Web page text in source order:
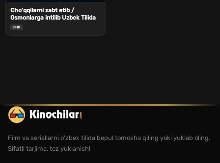
Cho'qqilarni zabt etib /
Osmonlarga intilib Uzbek Tilida
FHD
Film va seriallarni o'zbek tilida bepul tomosha qiling yoki yuklab oling.
Sifatli tarjima, tez yuklanish!